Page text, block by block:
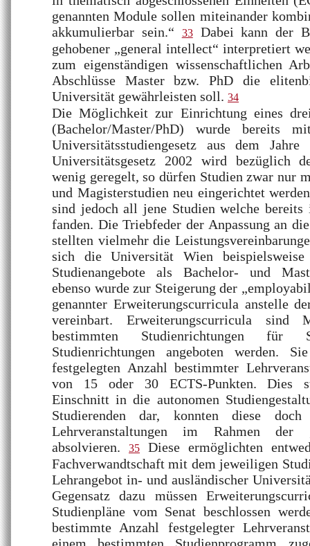
genannten Module sollen miteinander
akkumulierbar sein.“ 33Dabei kann der
gehobener „general intellect“ interpretiert
zum eigenständigen wissenschaftlichen
Abschlüsse Master bzw. PhD die
Universität gewährleisten soll. 34
Die Möglichkeit zur Einrichtung eines
(Bachelor/Master/PhD) wurde bereits
Universitätsstudiengesetz aus dem
Universitätsgesetz 2002 wird bezüglich
wenig geregelt, so dürfen Studien zwar nur
und Magisterstudien neu eingerichtet
sind jedoch all jene Studien welche bereits
fanden. Die Triebfeder der Anpassung an
stellten vielmehr die
sich die Universität Wien
Studienangebote als Bachelor- und
ebenso wurde zur Steigerung der
genannter Erweiterungscurricula anstelle
vereinbart. Erweiterungscurricula sind
bestimmten Studienrichtungen für
Studienrichtungen angeboten werden.
festgelegten Anzahl bestimmter
von 15 oder 30 ECTS-Punkten. Dies
Einschnitt in die autonomen
Studierenden dar, konnten diese
Lehrveranstaltungen im Rahmen der
absolvieren. 35 Diese ermöglichten
Fachverwandtschaft mit dem jeweiligen
Lehrangebot in- und ausländischer
Gegensatz dazu müssen
Studienpläne vom Senat beschlossen
bestimmte Anzahl festgelegter